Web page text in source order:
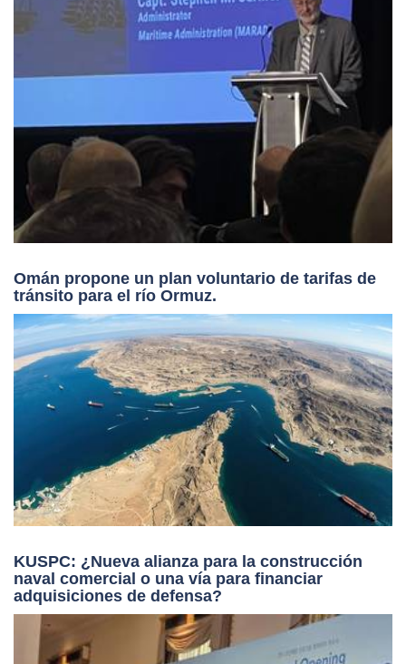
Omán propone un plan voluntario de tarifas de
tránsito para el río Ormuz.
KUSPC: ¿Nueva alianza para la construcción
naval comercial o una vía para financiar
adquisiciones de defensa?